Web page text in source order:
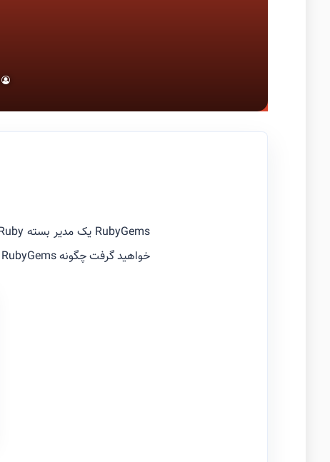
خواهید گرفت چگونه RubyGems را در لینوکس نصب کنید. من دستورالعمل هایی برای اوبونتو و CentOS ارائه دادم.